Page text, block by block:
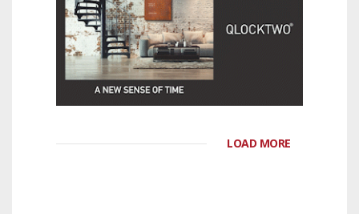
LOAD MORE